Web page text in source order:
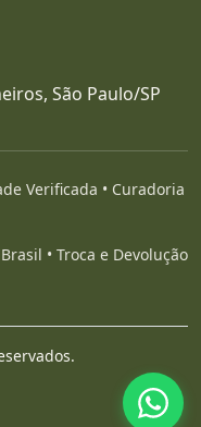
São Paulo/SP
Verificada • Curadoria
• Troca e Devolução